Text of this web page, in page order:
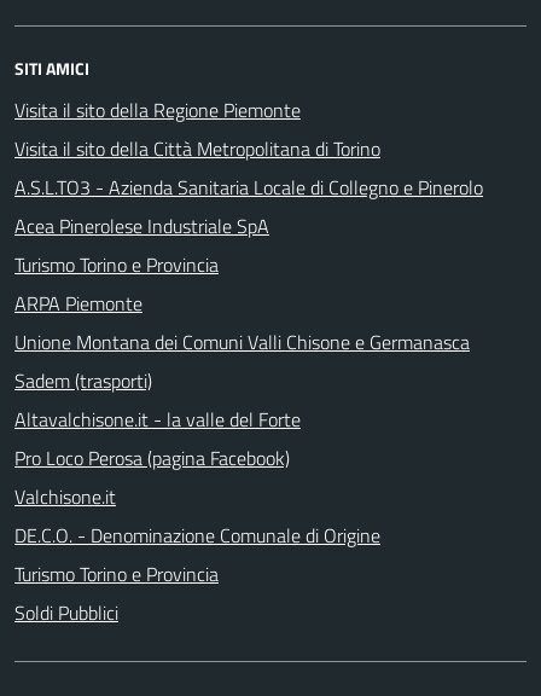
SITI AMICI
Visita il sito della Regione Piemonte
Visita il sito della Città Metropolitana di Torino
A.S.L.TO3 - Azienda Sanitaria Locale di Collegno e Pinerolo
Acea Pinerolese Industriale SpA
Turismo Torino e Provincia
ARPA Piemonte
Unione Montana dei Comuni Valli Chisone e Germanasca
Sadem (trasporti)
Altavalchisone.it - la valle del Forte
Pro Loco Perosa (pagina Facebook)
Valchisone.it
DE.C.O. - Denominazione Comunale di Origine
Turismo Torino e Provincia
Soldi Pubblici